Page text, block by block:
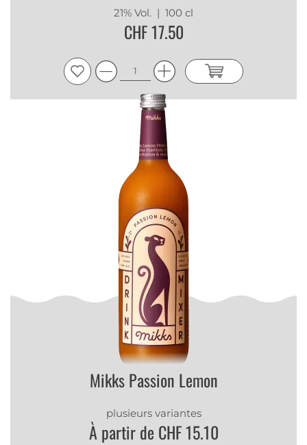
21% Vol. | 100 cl
CHF 17.50
Mikks Passion Lemon
plusieurs variantes
À partir de CHF 15.10